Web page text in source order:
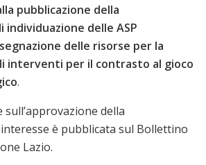
pubblicazione della
delle ASP
delle risorse per la
interventi per il contrasto al gioco
.
della
è pubblicata sul Bollettino
Lazio.